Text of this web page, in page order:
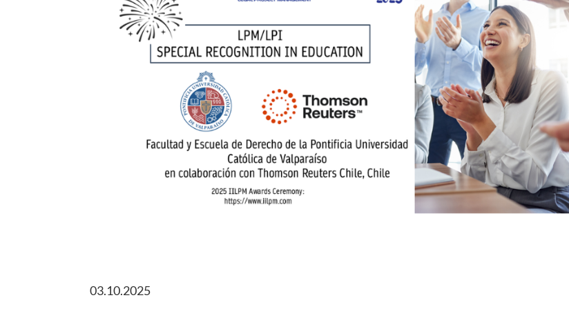
03.10.2025